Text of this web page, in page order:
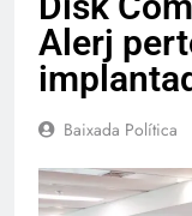
Alerj
Baixada Política